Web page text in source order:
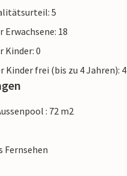
5
18
Kinder: 0
Kinder frei (bis zu 4 Jahren): 4
: 72 m2
Fernsehen